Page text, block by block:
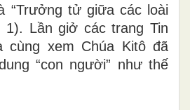
“Trưởng tử giữa các loài
1). Lần giở các trang Tin
cùng xem Chúa Kitô đã
“con người” như thế